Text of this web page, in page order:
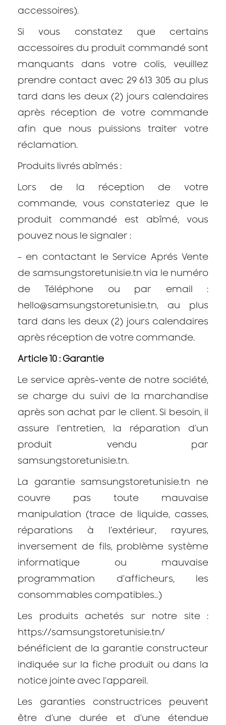
accessoires).
Si vous constatez que certains
accessoires du produit commandé sont
manquants dans votre colis, veuillez
prendre contact avec 29 613 305 au plus
tard dans les deux (2) jours calendaires
après réception de votre commande
afin que nous puissions traiter votre
réclamation.
Produits livrés abîmés :
Lors de la réception de votre
commande, vous constateriez que le
produit commandé est abîmé, vous
pouvez nous le signaler :
- en contactant le Service Aprés Vente
de samsungstoretunisie.tn via le numéro
de Téléphone ou par email :
hello@samsungstoretunisie.tn, au plus
tard dans les deux (2) jours calendaires
après réception de votre commande.
Article 10 : Garantie
Le service après-vente de notre société,
se charge du suivi de la marchandise
après son achat par le client. Si besoin, il
assure l’entretien, la réparation d’un
produit vendu par
samsungstoretunisie.tn.
La garantie samsungstoretunisie.tn ne
couvre pas toute mauvaise
manipulation (trace de liquide, casses,
réparations à l’extérieur, rayures,
inversement de fils, problème système
informatique ou mauvaise
programmation d’afficheurs, les
consommables compatibles…)
Les produits achetés sur notre site :
https://samsungstoretunisie.tn/
bénéficient de la garantie constructeur
indiquée sur la fiche produit ou dans la
notice jointe avec l'appareil.
Les garanties constructrices peuvent
être d’une durée et d’une étendue